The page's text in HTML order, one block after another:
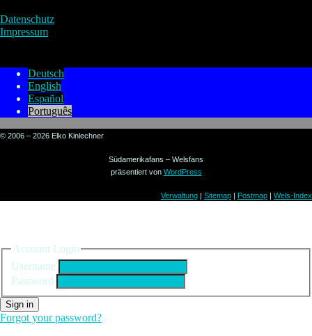
Datenschutz
Impressum
Deutsch
English
Español
Português
© 2006 – 2026 Elko Kinlechner
Südamerikafans – Welsfans
präsentiert von WordPress
Verwaltung Sitemap Postmap Wels-Index
Account Login
Username
Password
Sign in
Forgot your password?